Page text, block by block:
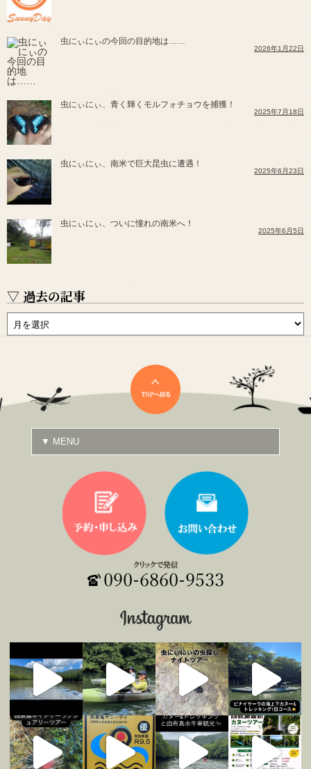
虫にぃにぃの今回の目的地は……
2026年1月22日
虫にぃにぃ、青く輝くモルフォチョウを捕獲！
2025年7月18日
虫にぃにぃ、南米で巨大昆虫に遭遇！
2025年6月23日
虫にぃにぃ、ついに憧れの南米へ！
2025年6月5日
▽ 過去の記事